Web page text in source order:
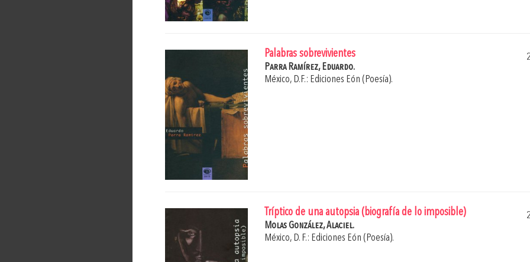
Palabras sobrevivientes
Parra Ramírez, Eduardo.
México, D.F.: Ediciones Eón (Poesía).
Tríptico de una autopsia (biografía de lo imposible)
Molas González, Alaciel.
México, D. F.: Ediciones Eón (Poesía).